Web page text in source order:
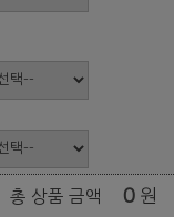
총 상품 금액 0 원